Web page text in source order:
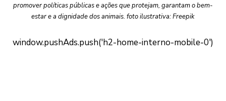
promover políticas públicas e ações que protejam, garantam o bem-
estar e a dignidade dos animais. foto ilustrativa: Freepik